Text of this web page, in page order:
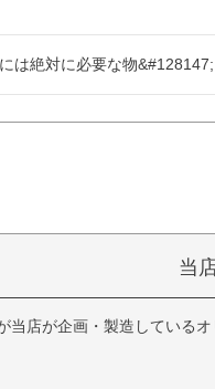
は絶対に必要な物&#128147;
当
店が企画・製造しているオ